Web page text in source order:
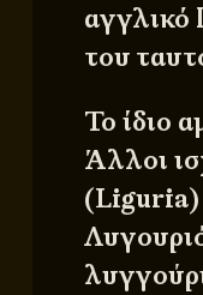
αγγλικό
του
Το ίδιο
Άλλοι
(Liguria)